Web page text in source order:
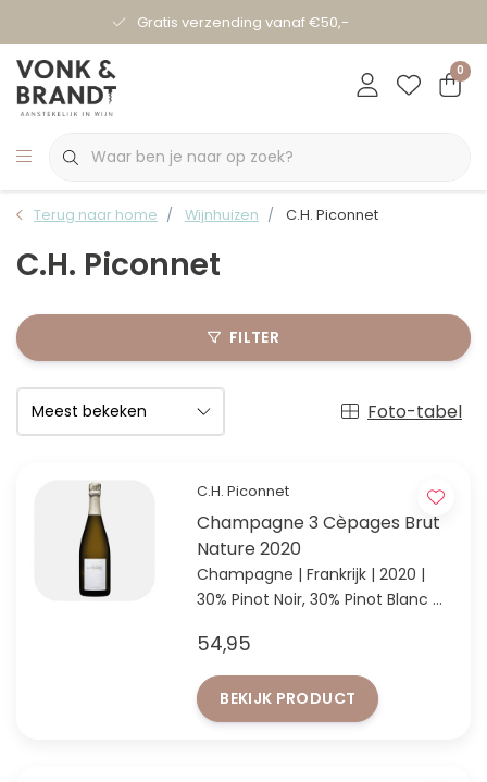
Gratis verzending vanaf €50,-
0
Terug naar home Wijnhuizen C.H. Piconnet
C.H. Piconnet
FILTER
Foto-tabel
C.H. Piconnet
Champagne 3 Cèpages Brut
Nature 2020
Champagne | Frankrijk | 2020 |
30% Pinot Noir, 30% Pinot Blanc &
54,95
BEKIJK PRODUCT